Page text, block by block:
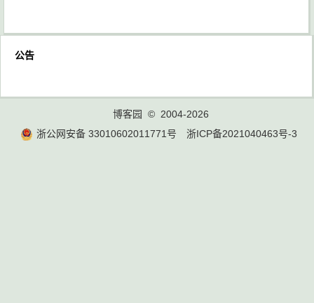
公告
博客园
© 2004-2026
浙公网安备 33010602011771号
浙ICP备2021040463号-3